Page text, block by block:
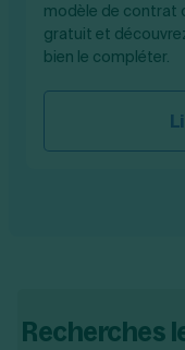
modèle de contrat
gratuit et
bien le compléter.
Recherches